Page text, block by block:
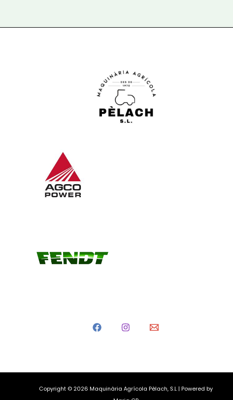
Copyright © 2026 Maquinària Agrícola Pèlach, S.L | Powered by